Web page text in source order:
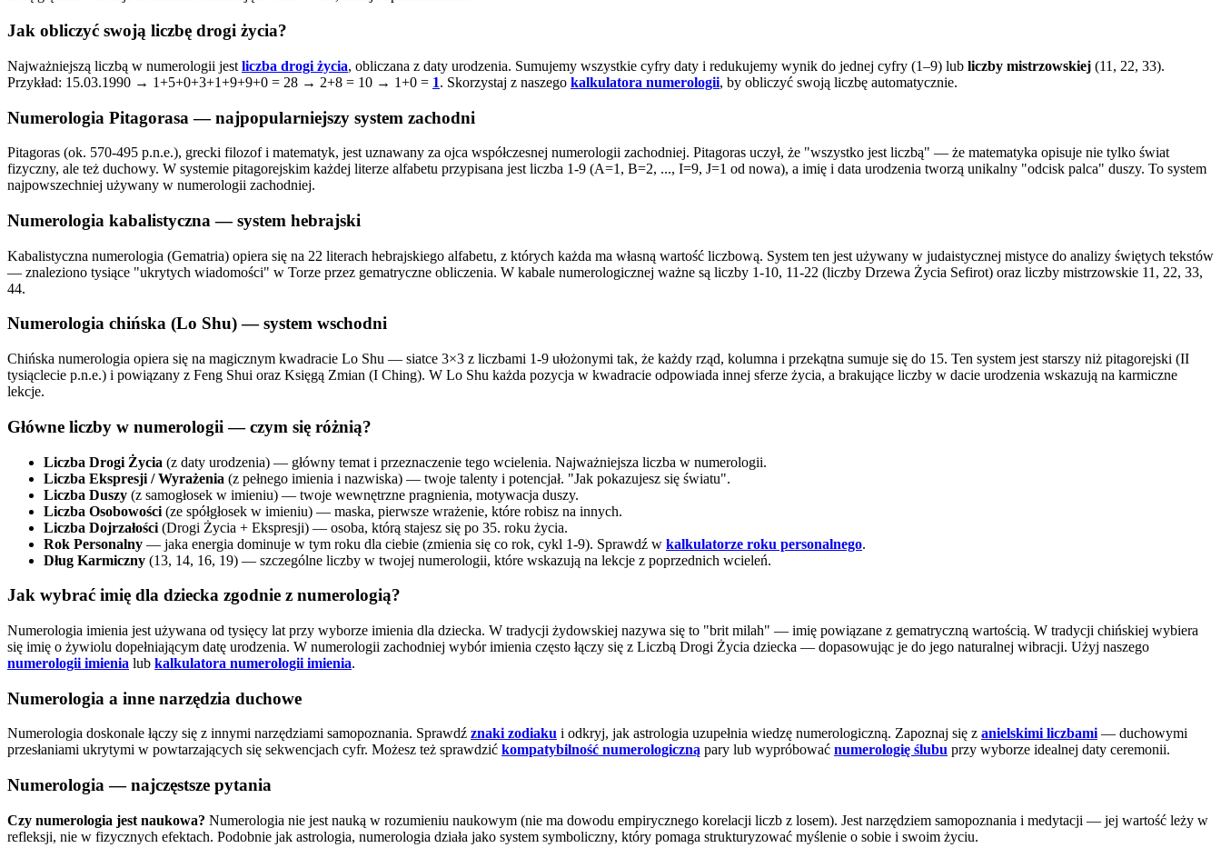
Jak obliczyć swoją liczbę drogi życia?
Najważniejszą liczbą w numerologii jest liczba drogi życia, obliczana z daty urodzenia. Sumujemy wszystkie cyfry daty i redukujemy wynik do jednej cyfry (1–9) lub liczby mistrzowskiej (11, 22, 33).
Przykład: 15.03.1990 → 1+5+0+3+1+9+9+0 = 28 → 2+8 = 10 → 1+0 = 1. Skorzystaj z naszego kalkulatora numerologii, by obliczyć swoją liczbę automatycznie.
Numerologia Pitagorasa — najpopularniejszy system zachodni
Pitagoras (ok. 570-495 p.n.e.), grecki filozof i matematyk, jest uznawany za ojca współczesnej numerologii zachodniej. Pitagoras uczył, że "wszystko jest liczbą" — że matematyka opisuje nie tylko świat
fizyczny, ale też duchowy. W systemie pitagorejskim każdej literze alfabetu przypisana jest liczba 1-9 (A=1, B=2, ..., I=9, J=1 od nowa), a imię i data urodzenia tworzą unikalny "odcisk palca" duszy. To system
najpowszechniej używany w numerologii zachodniej.
Numerologia kabalistyczna — system hebrajski
Kabalistyczna numerologia (Gematria) opiera się na 22 literach hebrajskiego alfabetu, z których każda ma własną wartość liczbową. System ten jest używany w judaistycznej mistyce do analizy świętych tekstów
— znaleziono tysiące "ukrytych wiadomości" w Torze przez gematryczne obliczenia. W kabale numerologicznej ważne są liczby 1-10, 11-22 (liczby Drzewa Życia Sefirot) oraz liczby mistrzowskie 11, 22, 33,
44.
Numerologia chińska (Lo Shu) — system wschodni
Chińska numerologia opiera się na magicznym kwadracie Lo Shu — siatce 3×3 z liczbami 1-9 ułożonymi tak, że każdy rząd, kolumna i przekątna sumuje się do 15. Ten system jest starszy niż pitagorejski (II
tysiąclecie p.n.e.) i powiązany z Feng Shui oraz Księgą Zmian (I Ching). W Lo Shu każda pozycja w kwadracie odpowiada innej sferze życia, a brakujące liczby w dacie urodzenia wskazują na karmiczne
lekcje.
Główne liczby w numerologii — czym się różnią?
Liczba Drogi Życia (z daty urodzenia) — główny temat i przeznaczenie tego wcielenia. Najważniejsza liczba w numerologii.
Liczba Ekspresji / Wyrażenia (z pełnego imienia i nazwiska) — twoje talenty i potencjał. "Jak pokazujesz się światu".
Liczba Duszy (z samogłosek w imieniu) — twoje wewnętrzne pragnienia, motywacja duszy.
Liczba Osobowości (ze spółgłosek w imieniu) — maska, pierwsze wrażenie, które robisz na innych.
Liczba Dojrzałości (Drogi Życia + Ekspresji) — osoba, którą stajesz się po 35. roku życia.
Rok Personalny — jaka energia dominuje w tym roku dla ciebie (zmienia się co rok, cykl 1-9). Sprawdź w kalkulatorze roku personalnego.
Dług Karmiczny (13, 14, 16, 19) — szczególne liczby w twojej numerologii, które wskazują na lekcje z poprzednich wcieleń.
Jak wybrać imię dla dziecka zgodnie z numerologią?
Numerologia imienia jest używana od tysięcy lat przy wyborze imienia dla dziecka. W tradycji żydowskiej nazywa się to "brit milah" — imię powiązane z gematryczną wartością. W tradycji chińskiej wybiera
się imię o żywiolu dopełniającym datę urodzenia. W numerologii zachodniej wybór imienia często łączy się z Liczbą Drogi Życia dziecka — dopasowując je do jego naturalnej wibracji. Użyj naszego
numerologii imienia lub kalkulatora numerologii imienia.
Numerologia a inne narzędzia duchowe
Numerologia doskonale łączy się z innymi narzędziami samopoznania. Sprawdź znaki zodiaku i odkryj, jak astrologia uzupełnia wiedzę numerologiczną. Zapoznaj się z anielskimi liczbami — duchowymi
przesłaniami ukrytymi w powtarzających się sekwencjach cyfr. Możesz też sprawdzić kompatybilność numerologiczną pary lub wypróbować numerologię ślubu przy wyborze idealnej daty ceremonii.
Numerologia — najczęstsze pytania
Czy numerologia jest naukowa? Numerologia nie jest nauką w rozumieniu naukowym (nie ma dowodu empirycznego korelacji liczb z losem). Jest narzędziem samopoznania i medytacji — jej wartość leży w
refleksji, nie w fizycznych efektach. Podobnie jak astrologia, numerologia działa jako system symboliczny, który pomaga strukturyzować myślenie o sobie i swoim życiu.